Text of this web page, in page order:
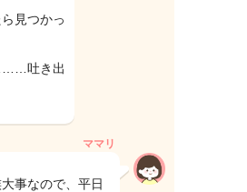
見つかっ
吐き出
ママリ
事なので、平日